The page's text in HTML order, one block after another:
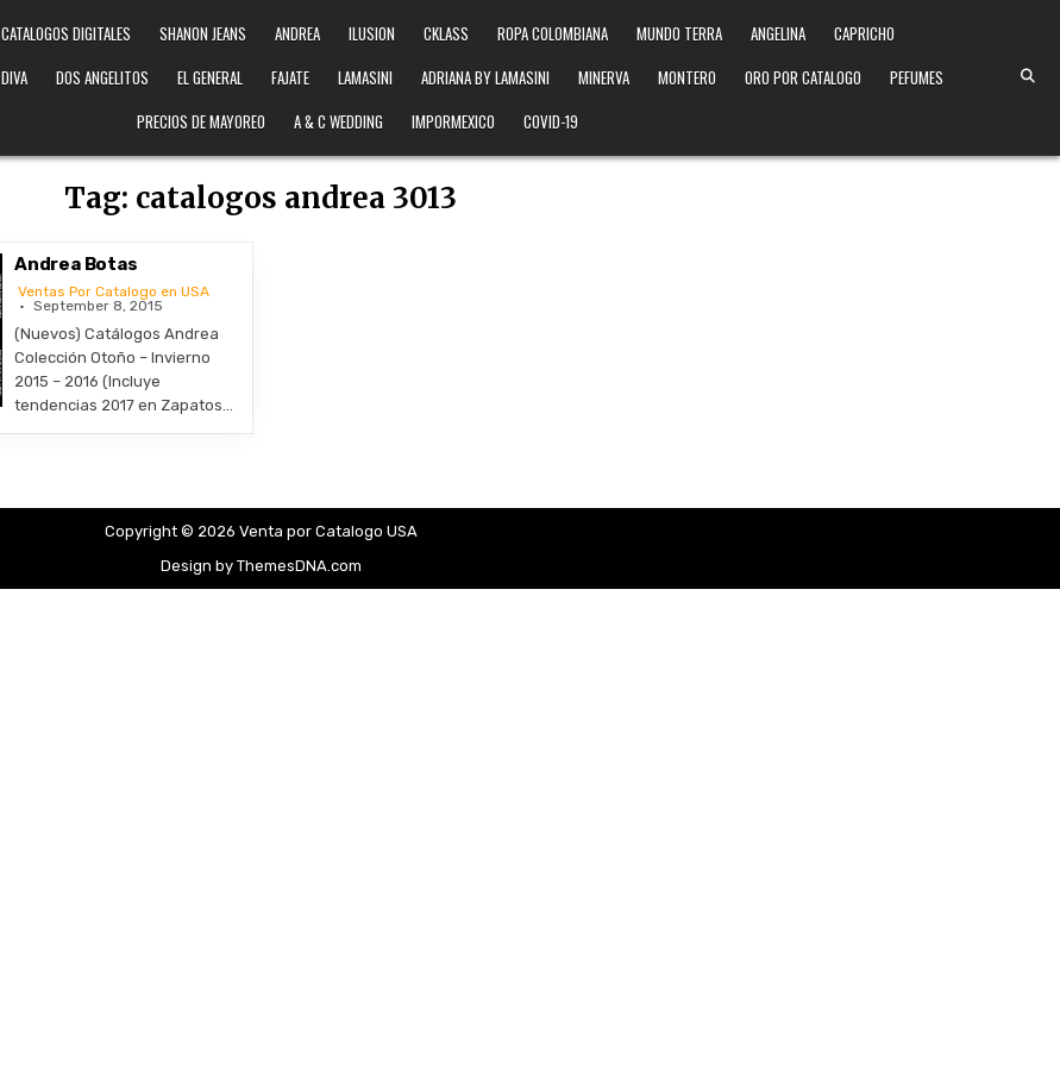
CATALOGOS DIGITALES SHANON JEANS ANDREA ILUSION CKLASS ROPA COLOMBIANA MUNDO TERRA ANGELINA
CAPRICHO
DIVA DOS ANGELITOS EL GENERAL FAJATE LAMASINI ADRIANA BY LAMASINI MINERVA MONTERO ORO POR CATALOGO
PEFUMES
PRECIOS DE MAYOREO
A & C WEDDING IMPORMEXICO COVID-19
Tag: catalogos andrea 3013
Andrea Botas
Ventas Por Catalogo en USA
September 8, 2015
(Nuevos) Catálogos Andrea
Colección Otoño – Invierno
2015 – 2016 (Incluye
tendencias 2017 en Zapatos…
Copyright © 2026 Venta por Catalogo USA
Design by ThemesDNA.com